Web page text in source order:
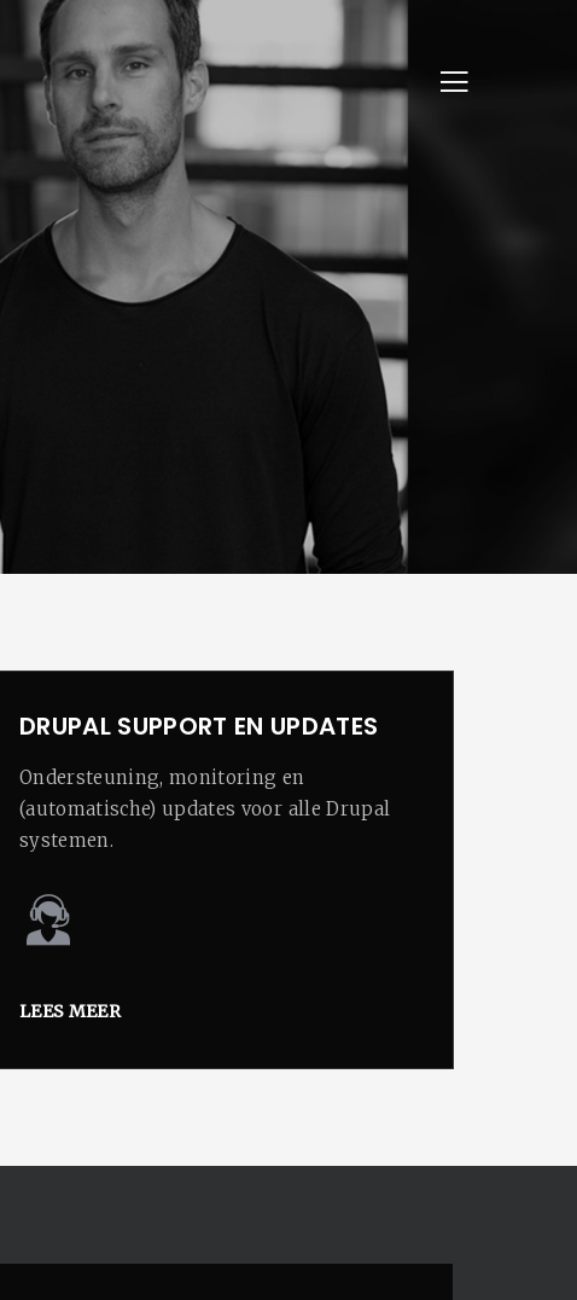
DRUPAL SUPPORT EN UPDATES
Ondersteuning, monitoring en
(automatische) updates voor alle Drupal
systemen.
LEES MEER